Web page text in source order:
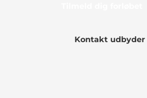
Kontakt udbyder